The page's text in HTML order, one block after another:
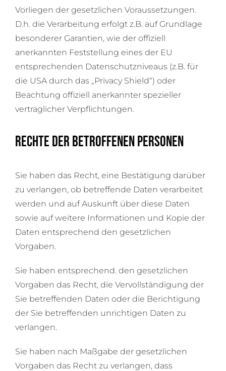
Vorliegen der gesetzlichen Voraussetzungen.
D.h. die Verarbeitung erfolgt z.B. auf Grundlage
besonderer Garantien, wie der offiziell
anerkannten Feststellung eines der EU
entsprechenden Datenschutzniveaus (z.B. für
die USA durch das „Privacy Shield“) oder
Beachtung offiziell anerkannter spezieller
vertraglicher Verpflichtungen.
Rechte der betroffenen Personen
Sie haben das Recht, eine Bestätigung darüber
zu verlangen, ob betreffende Daten verarbeitet
werden und auf Auskunft über diese Daten
sowie auf weitere Informationen und Kopie der
Daten entsprechend den gesetzlichen
Vorgaben.
Sie haben entsprechend. den gesetzlichen
Vorgaben das Recht, die Vervollständigung der
Sie betreffenden Daten oder die Berichtigung
der Sie betreffenden unrichtigen Daten zu
verlangen.
Sie haben nach Maßgabe der gesetzlichen
Vorgaben das Recht zu verlangen, dass